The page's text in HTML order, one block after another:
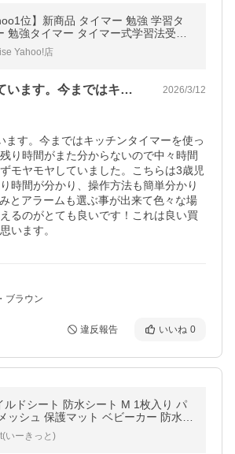
位】新商品 タイマー 勉強 学習タ
勉強タイマー タイマー式学習法受験
試験 タイマー 子供 学習用 集中力 ゲ
間設定
Yahoo!店
3歳の子が使っています。今まではキッチ… 2026/3/12
ます。今まではキッチンタイマーを使っ
り時間がまた分からないので中々時間
モヤモヤしていました。こちらは3歳児
時間が分かり、操作方法も簡単分かり
とアラームも選ぶ事が出来て色々な場
るのがとても良いです！これは良い買
います。
ブラウン
違反報告 いいね 0
ルドシート 防水シート M 1枚入り パ
ッシュ 保護マット ベビーカー 防水カ
り止め 防水マット トイトレ 汚れ防止
いーきっと)